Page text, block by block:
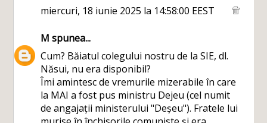
miercuri, 18 iunie 2025 la 14:58:00 EEST
M spunea...
Cum? Băiatul colegului nostru de la SIE, dl.
Năsui, nu era disponibil?
Îmi amintesc de vremurile mizerabile în care
la MAI a fost pus ministru Dejeu (cel numit
de angajații ministerului "Deșeu"). Fratele lui